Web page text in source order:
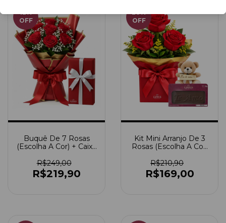
12%
OFF
Buquê De 7 Rosas
(Escolha A Cor) + Caixa
R$249,00
R$219,90
20%
OFF
Kit Mini Arranjo De 3
Rosas (Escolha A Cor)
Chocolate Te Amo
R$210,90
R$169,00